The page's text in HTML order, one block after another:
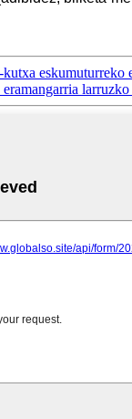
eskumuturreko